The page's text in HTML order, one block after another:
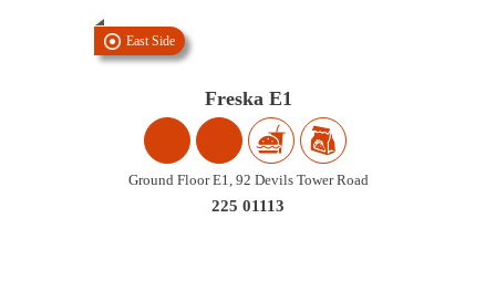
East Side
Freska E1
Ground Floor E1, 92 Devils Tower Road
225 01113